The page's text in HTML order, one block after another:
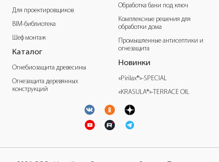
Для проектировщиков
BIM-библиотека
Шеф монтаж
Каталог
Огнебиозащита древесины
Огнезащита деревянных
конструкций
Обработка бани под ключ
Комплексные решения для
обработки дома
Промышленные антисептики и
огнезащита
Новинки
«Pirilax®»-SPECIAL
«KRASULA®»-TERRACE OIL